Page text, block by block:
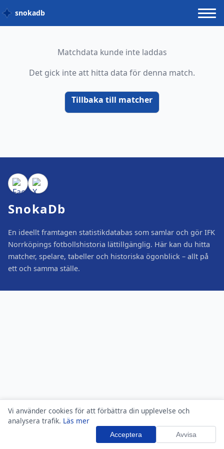
Vi använder cookies för att förbättra din upplevelse och
analysera trafik. Läs mer
Acceptera Avvisa
snokadb
Matchdata kunde inte laddas
Det gick inte att hitta data för denna match.
Tillbaka till matcher
SnokaDb
En ideellt framtagen statistikdatabas som samlar och gör IFK
Norrköpings fotbollshistoria lättillgänglig. Här kan du hitta
matcher, spelare, tabeller och historiska ögonblick – allt på
ett och samma ställe.